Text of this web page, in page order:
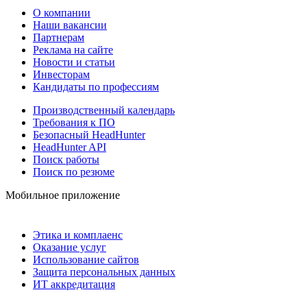
О компании
Наши вакансии
Партнерам
Реклама на сайте
Новости и статьи
Инвесторам
Кандидаты по профессиям
Производственный календарь
Требования к ПО
Безопасный HeadHunter
HeadHunter API
Поиск работы
Поиск по резюме
Мобильное приложение
Этика и комплаенс
Оказание услуг
Использование сайтов
Защита персональных данных
ИТ аккредитация